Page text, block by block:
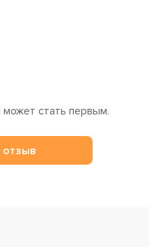
стать первым.
отзыв